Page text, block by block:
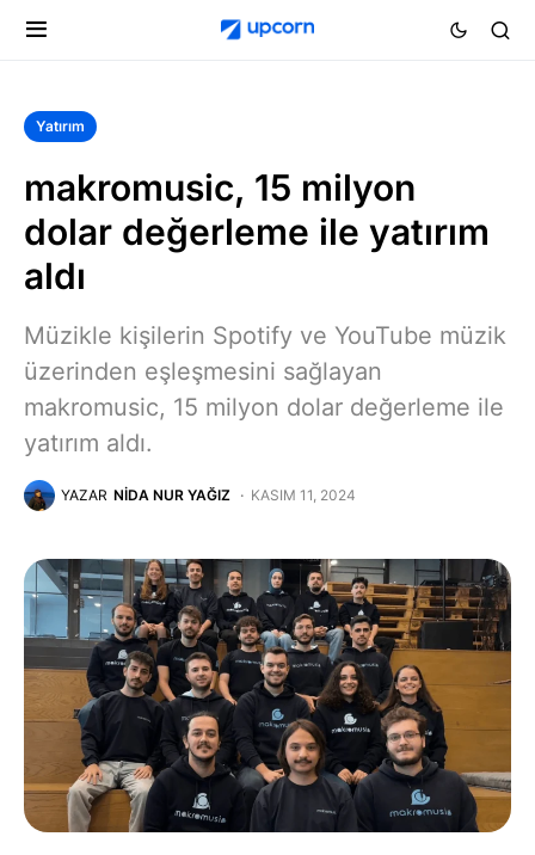
Yatırım
makromusic, 15 milyon
dolar değerleme ile yatırım
aldı
Müzikle kişilerin Spotify ve YouTube müzik
üzerinden eşleşmesini sağlayan
makromusic, 15 milyon dolar değerleme ile
yatırım aldı.
YAZAR NIDA NUR YAĞIZ KASIM 11, 2024